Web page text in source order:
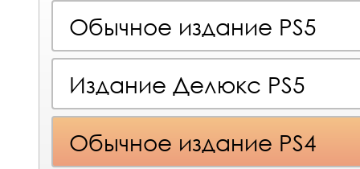
Обычное издание PS5
Издание Делюкс PS5
Обычное издание PS4